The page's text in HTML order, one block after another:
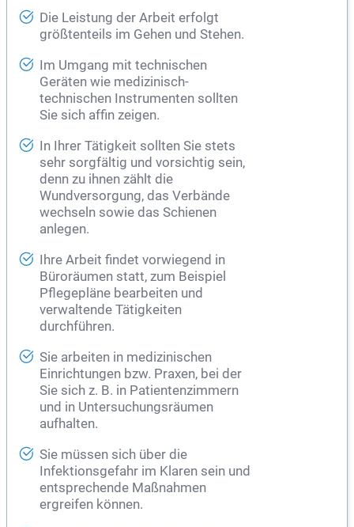
Die Leistung der Arbeit erfolgt
größtenteils im Gehen und Stehen.
Im Umgang mit technischen
Geräten wie medizinisch-
technischen Instrumenten sollten
Sie sich affin zeigen.
In Ihrer Tätigkeit sollten Sie stets
sehr sorgfältig und vorsichtig sein,
denn zu ihnen zählt die
Wundversorgung, das Verbände
wechseln sowie das Schienen
anlegen.
Ihre Arbeit findet vorwiegend in
Büroräumen statt, zum Beispiel
Pflegepläne bearbeiten und
verwaltende Tätigkeiten
durchführen.
Sie arbeiten in medizinischen
Einrichtungen bzw. Praxen, bei der
Sie sich z. B. in Patientenzimmern
und in Untersuchungsräumen
aufhalten.
Sie müssen sich über die
Infektionsgefahr im Klaren sein und
entsprechende Maßnahmen
ergreifen können.